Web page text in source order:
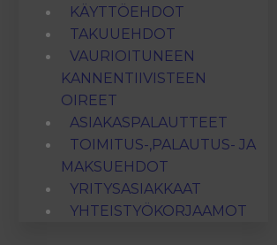
KÄYTTÖEHDOT
TAKUUEHDOT
VAURIOITUNEEN
KANNENTIIVISTEEN
OIREET
ASIAKASPALAUTTEET
TOIMITUS-,PALAUTUS- JA
MAKSUEHDOT
YRITYSASIAKKAAT
YHTEISTYÖKORJAAMOT